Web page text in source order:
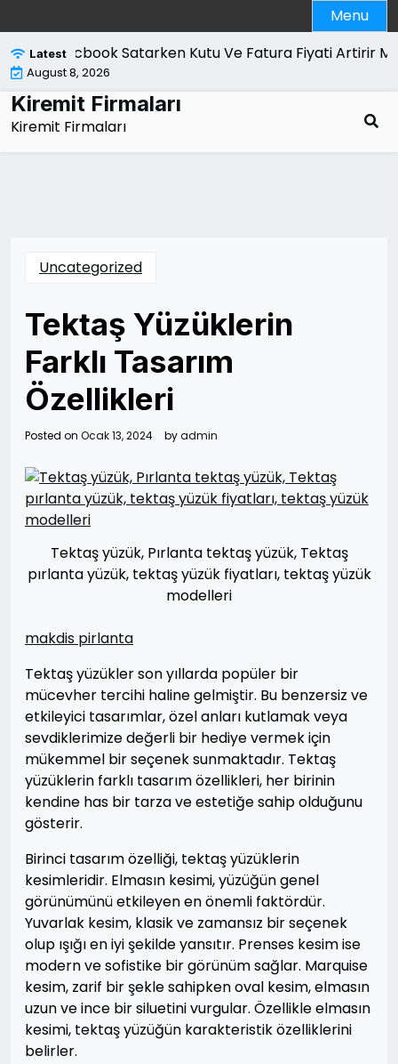
to
content
Menu
Latest
Macbook Satarken Kutu Ve Fatura Fiyati Artirir Mi |
August 8, 2026
Kiremit Firmaları
Kiremit Firmaları
Uncategorized
Tektaş Yüzüklerin
Farklı Tasarım
Özellikleri
Posted on Ocak 13, 2024 byadmin
Tektaş yüzük, Pırlanta tektaş yüzük, Tektaş
pırlanta yüzük, tektaş yüzük fiyatları, tektaş yüzük
modelleri
makdis pirlanta
Tektaş yüzükler son yıllarda popüler bir
mücevher tercihi haline gelmiştir. Bu benzersiz ve
etkileyici tasarımlar, özel anları kutlamak veya
sevdiklerimize değerli bir hediye vermek için
mükemmel bir seçenek sunmaktadır. Tektaş
yüzüklerin farklı tasarım özellikleri, her birinin
kendine has bir tarza ve estetiğe sahip olduğunu
gösterir.
Birinci tasarım özelliği, tektaş yüzüklerin
kesimleridir. Elmasın kesimi, yüzüğün genel
görünümünü etkileyen en önemli faktördür.
Yuvarlak kesim, klasik ve zamansız bir seçenek
olup ışığı en iyi şekilde yansıtır. Prenses kesim ise
modern ve sofistike bir görünüm sağlar. Marquise
kesim, zarif bir şekle sahipken oval kesim, elmasın
uzun ve ince bir siluetini vurgular. Özellikle elmasın
kesimi, tektaş yüzüğün karakteristik özelliklerini
belirler.